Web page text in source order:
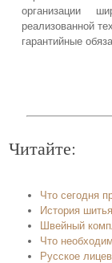
организации
реализованной
гарантийные
Читайте:
Что сегодня
История
Швейный
Что
Русское